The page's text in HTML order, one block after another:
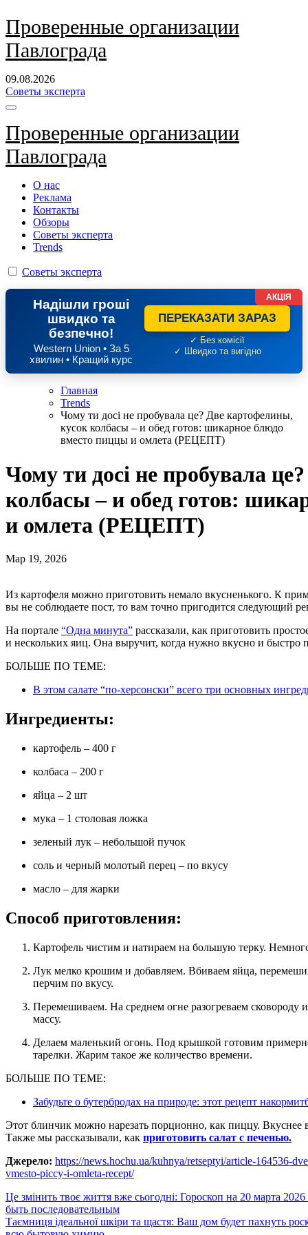
Перейти
к
содержанию
Проверенные организации
Павлограда
09.08.2026
Советы эксперта
Проверенные организации
Павлограда
О нас
Реклама
Контакты
Обзоры
Советы эксперта
Trends
Советы эксперта
Надішли гроші
швидко та
безпечно!
Western Union • За 5
хвилин • Кращий курс
ПЕРЕКАЗАТИ ЗАРАЗ
✓ Без комісії
✓ Швидко та вигідно
АКЦІЯ
Главная
Trends
Чому ти досі не пробувала це? Две картофелины,
кусок колбасы – и обед готов: шикарное блюдо
вместо пиццы и омлета (РЕЦЕПТ)
Чому ти досі не пробувала
колбасы – и обед готов:
и омлета (РЕЦЕПТ)
Мар 19, 2026
Из картофеля можно приготовить немало вкусненького. К
вы не соблюдаете пост, то вам точно пригодится следующий
На портале “Одна минута” рассказали, как приготовить
и нескольких яиц. Она выручит, когда нужно вкусно и быстро
БОЛЬШЕ ПО ТЕМЕ:
В этом салате “по-херсонски” всего три основных
Ингредиенты:
картофель – 400 г
колбаса – 200 г
яйца – 2 шт
мука – 1 столовая ложка
зеленый лук – небольшой пучок
соль и черный молотый перец – по вкусу
масло – для жарки
Способ приготовления:
Картофель чистим и натираем на большую терку.
Лук мелко крошим и добавляем. Вбиваем яйца, перемешиваем до однородности. В конце всыпаем муку, солим и
перчим по вкусу.
Перемешиваем. На среднем огне разогреваем сковороду и выкладываем равномерным слоем картофельную
массу.
Делаем маленький огонь. Под крышкой готовим примерно 12-13 минут, затем переворачиваем с помощью
тарелки. Жарим такое же количество времени.
БОЛЬШЕ ПО ТЕМЕ:
Забудьте о бутербродах на природе: этот рецепт
Этот блинчик можно нарезать порционно, как пиццу. Вкуснее
Также мы рассказывали, как приготовить салат с печенью.
Джерело: https://news.hochu.ua/kuhnya/retseptyi/article-164536-
vmesto-piccy-i-omleta-recept/
Навигация
по
Це змінить твоє життя вже сьогодні: Гороскоп на 20 марта
быть последовательным
Таємниця ідеальної шкіри та щастя: Ваш дом будет пахнуть